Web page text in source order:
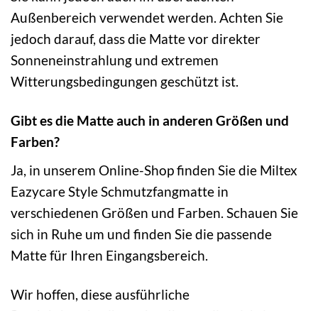
Außenbereich verwendet werden. Achten Sie
jedoch darauf, dass die Matte vor direkter
Sonneneinstrahlung und extremen
Witterungsbedingungen geschützt ist.
Gibt es die Matte auch in anderen Größen und
Farben?
Ja, in unserem Online-Shop finden Sie die Miltex
Eazycare Style Schmutzfangmatte in
verschiedenen Größen und Farben. Schauen Sie
sich in Ruhe um und finden Sie die passende
Matte für Ihren Eingangsbereich.
Wir hoffen, diese ausführliche